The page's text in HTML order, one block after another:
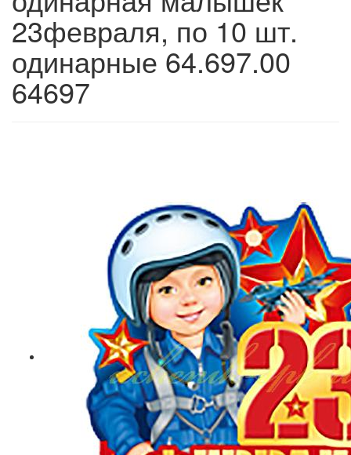
23февраля, по 10 шт.
одинарные 64.697.00
64697